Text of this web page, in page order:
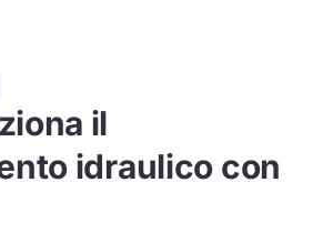
il
idraulico con